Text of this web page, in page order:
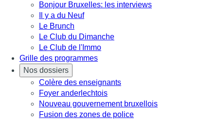
Bonjour Bruxelles: les interviews
Il y a du Neuf
Le Brunch
Le Club du Dimanche
Le Club de l'Immo
Grille des programmes
Nos dossiers
Colère des enseignants
Foyer anderlechtois
Nouveau gouvernement bruxellois
Fusion des zones de police